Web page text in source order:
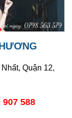
Quận 12,
907 588